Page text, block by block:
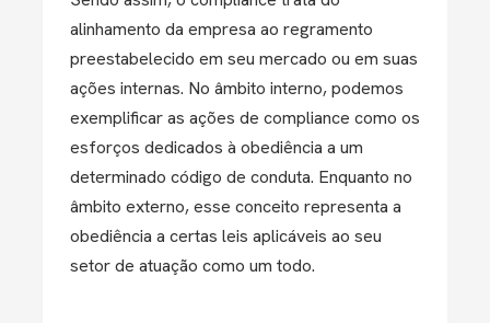
alinhamento da empresa ao regramento
preestabelecido em seu mercado ou em suas
ações internas. No âmbito interno, podemos
exemplificar as ações de compliance como os
esforços dedicados à obediência a um
determinado código de conduta. Enquanto no
âmbito externo, esse conceito representa a
obediência a certas leis aplicáveis ao seu
setor de atuação como um todo.